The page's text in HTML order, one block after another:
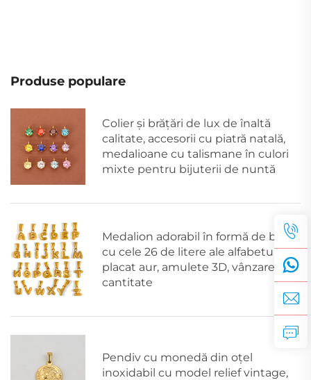
Produse populare
Colier și brățări de lux de înaltă
calitate, accesorii cu piatră natală,
medalioane cu talismane în culori
mixte pentru bijuterii de nuntă
Medalion adorabil în formă de bulă,
cu cele 26 de litere ale alfabetului,
placat aur, amulete 3D, vânzare în
cantitate
Pendiv cu monedă din oțel
inoxidabil cu model relief vintage,